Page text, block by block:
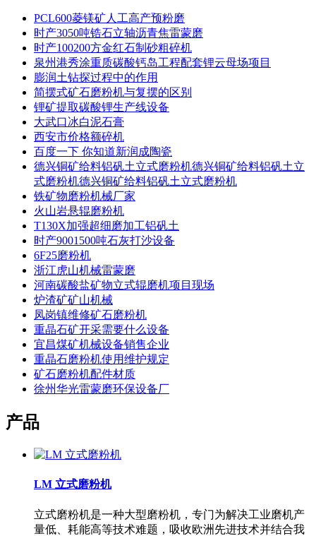
PCL600菱镁矿人工高产预粉磨
时产3050吨锆石立轴沥青焦雷蒙磨
时产100200方金红石制砂粗碎机
泉州港秀涂重质碳酸钙岛工程配套锂云母场项目
膨润土钻探过程中的作用
简摆式矿石磨粉机与复摆的区别
锂矿提取碳酸锂生产线设备
大武口冰白泥石膏
西安市价格额碎机
百度一下 你知道新润成陶瓷
德兴铜矿给料铝矾土立式磨粉机德兴铜矿给料铝矾土立
式磨粉机德兴铜矿给料铝矾土立式磨粉机
铁矿物磨粉机械厂家
火山岩悬辊磨粉机
T130X加强超细磨加工铝矾土
时产9001500吨石灰打沙设备
6F25磨粉机
浙江虎山机械雷蒙磨
河南碳酸盐矿物立式辊磨机项目现场
炉渣矿矿山机械
凤岗镇维修矿石磨粉机
重晶石矿开采需要什么设备
宜昌煤矿机械设备销售企业
重晶石磨粉机使用维护规定
矿石磨粉机配件材质
徐州华光雷蒙磨环保设备厂
产品
LM 立式磨粉机
立式磨粉机是一种大型磨粉机，专门为解决工业磨机产
量低、耗能高等技术难题，吸收欧洲先进技术并结合我